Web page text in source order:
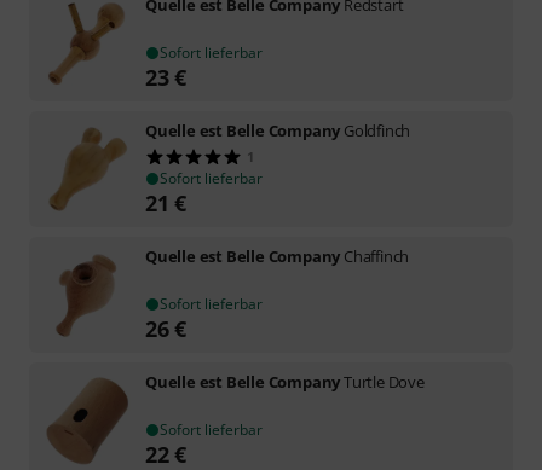
Sofort lieferbar
23€
Quelle est Belle Company Goldfinch
1
Sofort lieferbar
21 €
Quelle est Belle Company Chaffinch
Sofort lieferbar
26€
Quelle est Belle CompanyTurtle Dove
Sofort lieferbar
22€